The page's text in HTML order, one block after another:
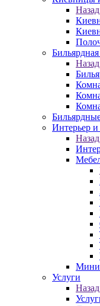
Назад
Назад
Интерьер и
Назад
Услуги
Назад